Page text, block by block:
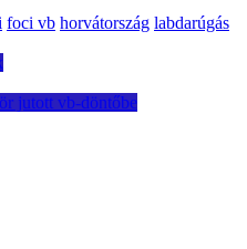
foci vb horvátország labdarúgás
jutott vb-döntőbe